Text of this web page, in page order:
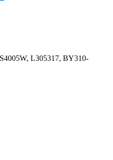
L305317, BY310-